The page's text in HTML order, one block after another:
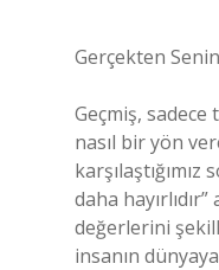
Gerçekten
Geçmiş,
nasıl bir yön
daha
değerlerini
insanın